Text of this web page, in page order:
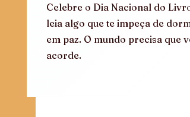
Celebre o Dia Nacional do
leia algo que te impeça de
em paz. O mundo precisa que
acorde.